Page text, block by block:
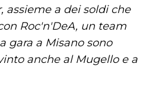
assieme a dei soldi che
Roc'n'DeA, un team
gara a Misano sono
anche al Mugello e a